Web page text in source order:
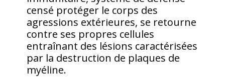
censé protéger le corps des
agressions extérieures, se retourne
contre ses propres cellules
entraînant des lésions caractérisées
par la destruction de plaques de
myéline.